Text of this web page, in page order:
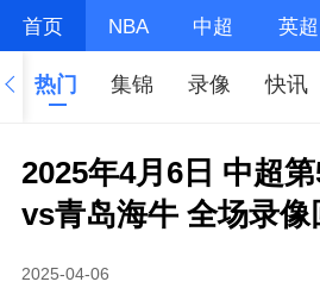
首页 NBA 中超 英超
热门 集锦 录像 快讯
2025年4月6日 中超
vs青岛海牛 全场录像
2025-04-06